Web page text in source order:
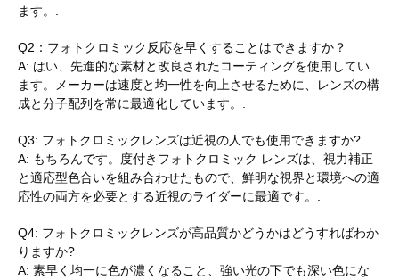
ます。.
Q2：フォトクロミック反応を早くすることはできますか？
A: はい、先進的な素材と改良されたコーティングを使用してい
ます。メーカーは速度と均一性を向上させるために、レンズの構
成と分子配列を常に最適化しています。.
Q3: フォトクロミックレンズは近視の人でも使用できますか?
A: もちろんです。度付きフォトクロミック レンズは、視力補正
と適応型色合いを組み合わせたもので、鮮明な視界と環境への適
応性の両方を必要とする近視のライダーに最適です。.
Q4: フォトクロミックレンズが高品質かどうかはどうすればわか
りますか?
A: 素早く均一に色が濃くなること、強い光の下でも深い色にな